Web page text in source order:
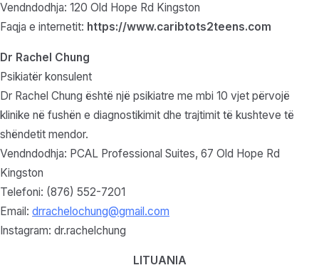
Vendndodhja: 120 Old Hope Rd Kingston
Faqja e internetit: https://www.caribtots2teens.com
Dr Rachel Chung
Psikiatër konsulent
Dr Rachel Chung është një psikiatre me mbi 10 vjet përvojë
klinike në fushën e diagnostikimit dhe trajtimit të kushteve të
shëndetit mendor.
Vendndodhja: PCAL Professional Suites, 67 Old Hope Rd
Kingston
Telefoni: (876) 552-7201
Email: drrachelochung@gmail.com
Instagram: dr.rachelchung
LITUANIA